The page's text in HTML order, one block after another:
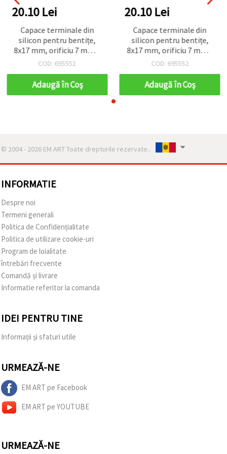
20.10 Lei
Capace terminale din
silicon pentru bentițe,
8x17 mm, orificiu 7 mm –
pachet de 20 bucăți
COD: 695552
Adaugă în Coş
20.10 Lei
Capace terminale din
silicon pentru bentițe,
8x17 mm, orificiu 7 mm –
pachet de 20 bucăți
COD: 695552
Adaugă în Coş
© 2004 - 2026 EM ART Toate drepturile rezervate..
INFORMATIE
Despre noi
Termeni generali
Politica de Confidențialitate
Politica de utilizare cookie-uri
Program de loialitate
întrebări frecvente
Comandă și livrare
Informatie referitor la comanda
IDEI PENTRU TINE
Informații și sfaturi utile
URMEAZĂ-NE
EM ART pe Facebook
EM ART pe YOUTUBE
URMEAZĂ-NE